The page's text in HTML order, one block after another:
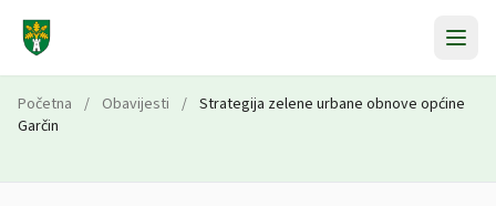
Početna / Obavijesti / Strategija zelene urbane obnove općine
Garčin